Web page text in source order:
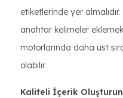
etiketlerinde yer
anahtar kelimeler
motorlarında daha üst
olabilir.
Kaliteli İçerik